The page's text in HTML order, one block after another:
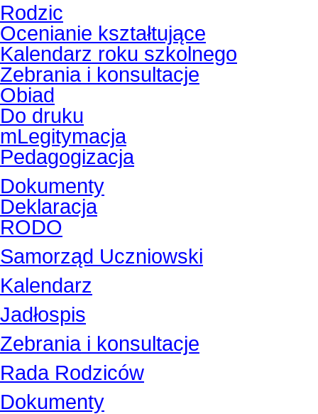
Rodzic
Ocenianie kształtujące
Kalendarz roku szkolnego
Zebrania i konsultacje
Obiad
Do druku
mLegitymacja
Pedagogizacja
Dokumenty
Deklaracja
RODO
Samorząd Uczniowski
Kalendarz
Jadłospis
Zebrania i konsultacje
Rada Rodziców
Dokumenty